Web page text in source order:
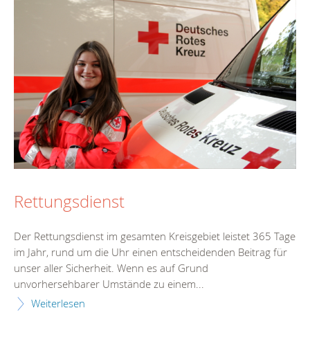
Rettungsdienst
Der Rettungsdienst im gesamten Kreisgebiet leistet 365 Tage
im Jahr, rund um die Uhr einen entscheidenden Beitrag für
unser aller Sicherheit. Wenn es auf Grund
unvorhersehbarer Umstände zu einem...
Weiterlesen